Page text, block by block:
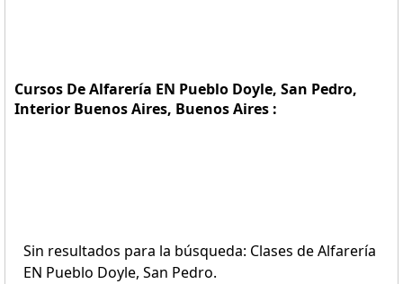
Cursos De Alfarería EN Pueblo Doyle, San Pedro,
Interior Buenos Aires, Buenos Aires :
Sin resultados para la búsqueda: Clases de Alfarería
EN Pueblo Doyle, San Pedro.